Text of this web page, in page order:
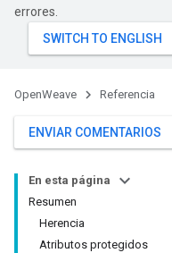
errores.
OpenWeave Referencia
ENVIAR COMENTARIOS
En esta página
Resumen
Herencia
Atributos protegidos